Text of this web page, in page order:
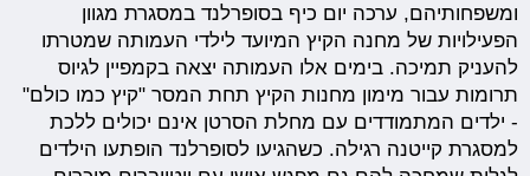
ומשפחותיהם, ערכה יום כיף בסופרלנד במסגרת מגוון
הפעילויות של מחנה הקיץ המיועד לילדי העמותה שמטרתו
להעניק תמיכה. בימים אלו העמותה יצאה בקמפיין לגיוס
תרומות עבור מימון מחנות הקיץ תחת המסר "קיץ כמו כולם"
- ילדים המתמודדים עם מחלת הסרטן אינם יכולים ללכת
למסגרת קייטנה רגילה. כשהגיעו לסופרלנד הופתעו הילדים